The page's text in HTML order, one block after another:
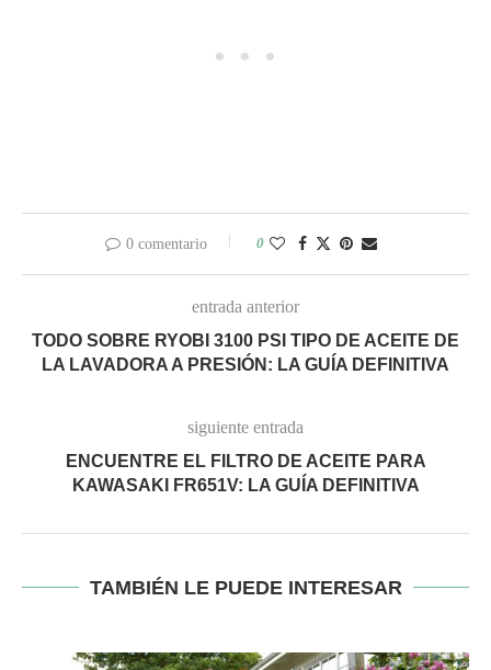
0 comentario 0
entrada anterior
TODO SOBRE RYOBI 3100 PSI TIPO DE ACEITE DE
LA LAVADORA A PRESIÓN: LA GUÍA DEFINITIVA
siguiente entrada
ENCUENTRE EL FILTRO DE ACEITE PARA
KAWASAKI FR651V: LA GUÍA DEFINITIVA
TAMBIÉN LE PUEDE INTERESAR